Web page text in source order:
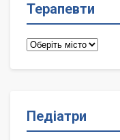
Терапевти
Терапевти
Педіатри